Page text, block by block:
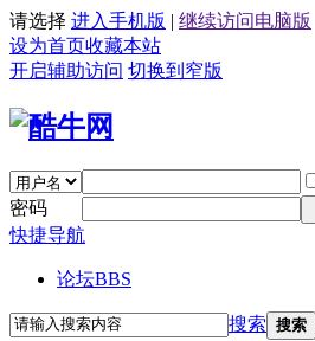
请选择 进入手机版 | 继续访问电脑版
设为首页收藏本站
开启辅助访问 切换到窄版
密码
快捷导航
论坛BBS
搜索 搜索